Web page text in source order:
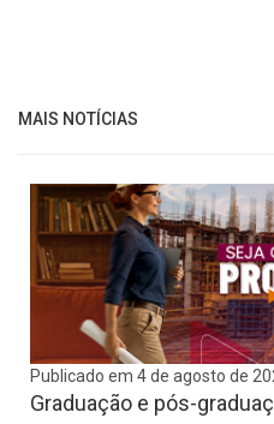
MAIS NOTÍCIAS
Publicado em 4 de agosto de
Graduação e pós-